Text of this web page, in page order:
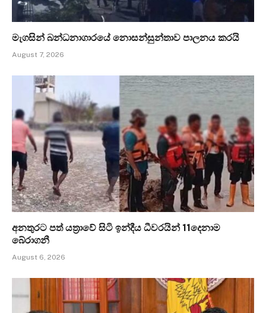
මැගසින් බන්ධනාගාරයේ නොසන්සුන්තාව පාලනය කරයි
August 7, 2026
අනතුරට පත් යත්‍රාවේ සිටි ඉන්දීය ධීවරයින් 11දෙනාම
බේරාගනී
August 6, 2026